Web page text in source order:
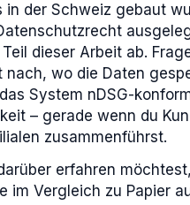
in der Schweiz gebaut
dieser Arbeit ab.
nach, wo die Daten
System nDSG-
– gerade wenn du
zusammenführst.
erfahren
im Vergleich zu Papier